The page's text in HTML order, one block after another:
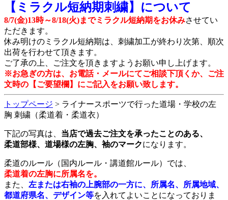
【ミラクル短納期刺繍】について
8/7(金)13時～8/18(火)までミラクル短納期をお休みさせてい
ただきます。
休み明けのミラクル短納期は、刺繍加工が終わり次第、順次
出荷を行わせて頂きます。
ご了承の上、ご注文を頂きますようお願い申し上げます。
※お急ぎの方は、お電話・メールにてご相談下頂くか、ご注
文時の【ご要望欄】にご記入をお願い致します。
トップページ > ライナースポーツで行った道場・学校の左
胸 刺繍（柔道着・柔道衣）
下記の写真は、 当店で過去ご注文を承ったことのある、
柔道部様、道場様の左胸、袖のマークになります。
柔道のルール（国内ルール・講道館ルール）では、
柔道着の左胸に所属名を。
また、 左または右袖の上腕部の一方に、所属名、所属地域、
都道府県名、デザイン等を入れてよいことになっておりま